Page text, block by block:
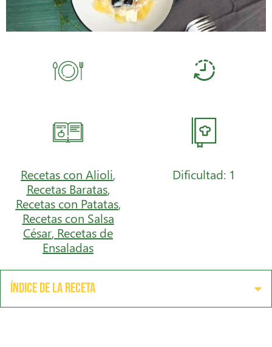
Recetas con Alioli,
Recetas Baratas,
Recetas con Patatas,
Recetas con Salsa
César, Recetas de
Ensaladas
Dificultad: 1
Índice de la receta